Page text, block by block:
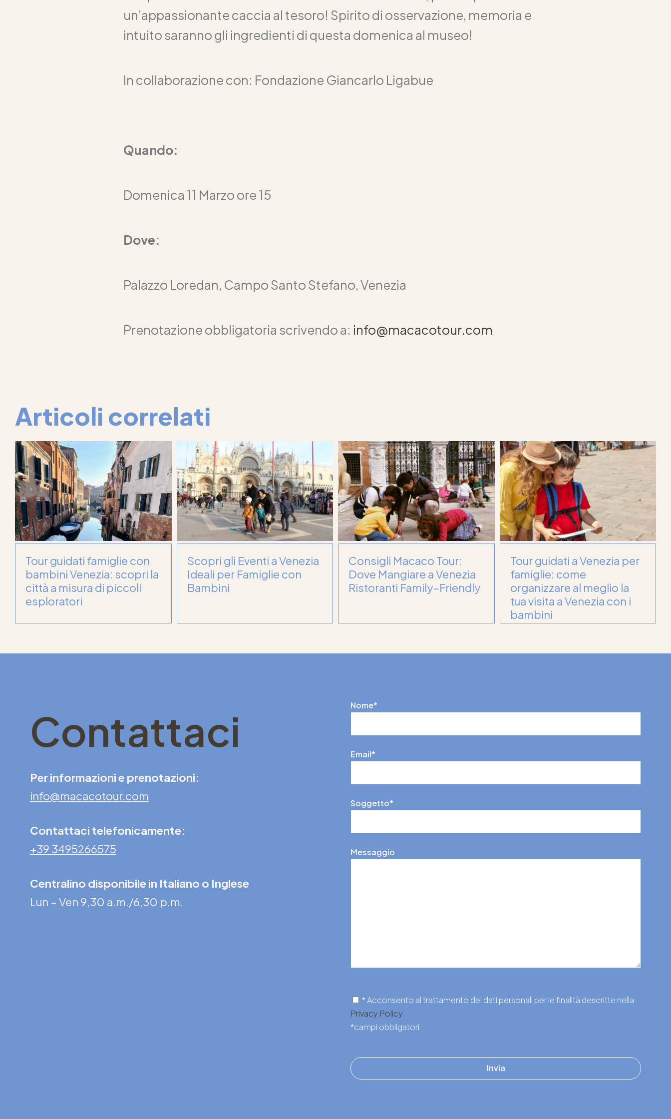
un’appassionante caccia al tesoro! Spirito di osservazione, memoria e
intuito saranno gli ingredienti di questa domenica al museo!
In collaborazione con: Fondazione Giancarlo Ligabue
Quando:
Domenica 11 Marzo ore 15
Dove:
Palazzo Loredan, Campo Santo Stefano, Venezia
Prenotazione obbligatoria scrivendo a: info@macacotour.com
Articoli correlati
Tour guidati famiglie con
bambini Venezia: scopri la
città a misura di piccoli
esploratori
Scopri gli Eventi a Venezia
Ideali per Famiglie con
Bambini
Consigli Macaco Tour:
Dove Mangiare a Venezia
Ristoranti Family-Friendly
Tour guidati a Venezia per
famiglie: come
organizzare al meglio la
tua visita a Venezia con i
bambini
Contattaci
Per informazioni e prenotazioni:
info@macacotour.com
Contattaci telefonicamente:
+39 3495266575
Centralino disponibile in Italiano o Inglese
Lun – Ven 9,30 a.m./6,30 p.m.
Nome*
Email*
Soggetto*
Messaggio
* Acconsento al trattamento dei dati personali per le finalità descritte nella
Privacy Policy
*campi obbligatori
Invia